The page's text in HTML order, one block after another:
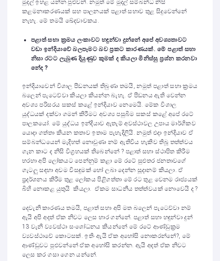
මුදල් ඉහළ යන්න පුළුවන්. නමුත් මේ මුදල් සම්බන්ධ නිසි
කළමනාකරණයක් සහ පාලනයක් පළාත් සභාව තුළ සිදුවෙන්නේ
නැහැ. මේ තමයි ඛේදවාචකය.
පළාත් සභා ක්‍රමය ලංකාවට හඳුන්වා දුන්නේ අපේ අවශ්‍යතාවට
වඩා ඉන්දියාවේ බලපෑමට බව ප්‍රකට කාරණයක්. මේ පළාත් සභා
නිසා රටට ලැබුණ දියුණුව කුමක් ද කියලා මිනිස්සු ප්‍රශ්න කරනවා
නේද ?
ඉන්දියාවෙන් විශාල පීඩනයක් තිබුණා තමයි, නමුත් පළාත් සභා ක්‍රමය
බලෙන් පැටෙව්වා කියලා කියන්න බැහැ. ඒ පීඩනය ඇති වෙන්න
අවශ්‍ය පරිසරය සකස් කළේ ඉන්දියාව නෙමෙයි. මේක විශාල
යුද්ධයක් දක්වා ගමන් කිරීමට අවශ්‍ය පසුබිම සකස් කළේ අපේ රටේ
පාලකයෝ. මේ යුද්ධය ඉන්දියාව ඇතැම් අවස්ථාවල උපාය මාර්ගිකව
යොදා ගත්තා කියන කතාව ඉතාම පැහැදිලියි. නමුත් එදා ඉන්දියාව ඒ
සම්බන්ධයෙන් මැදිහත් නොවුණා නම් ඇතිවිය හැකිව තිබූ තත්ත්වය
ගැන කාට ද නිසි විග්‍රහයක් තිබෙන්නේ ? පළාත් සභා ස්ථාපිත කිරීම
හරහා අපි ලෝකයට පෙන්නුම් කළා මේ රටේ සුළුතර ජනතාවගේ
ගැටලු සඳහා අවම විසඳුමක් හෝ ලබා දෙන්න සූදානම් කියලා. ඒ
ප්‍රදර්ශනය කිරීම තුළ ලෝකය පිළිගත්තා මේ රට තුළ වෙනම රාජ්‍යයක්
බිහි නොකළ යුතුයි කියලා. ඒකම සාධනීය තත්ත්වයක් නොවෙයි ද ?
දෙවැනි කාරණය තමයි, පළාත් සභා අපි මත බලෙන් පැටෙව්වා නම්
ඇයි අපි අදත් ඒක නිවට ලෙස භාර ගන්නේ. පළාත් සභා හඳුන්වා දුන්
13 වැනි ව්‍යවස්ථා සංශෝධනය කියන්නේ මේ රටේ ආණ්ඩුක්‍රම
ව්‍යවස්ථාවේ කොටසක්. ඉතිං ඇයි ඒක අහෝසි නොකරන්නේ?, මේ
ආණ්ඩුවට පුළුවන්නේ ඒක අහෝසි කරන්න. ඇයි අදත් ඒක නිවට
ලෙස කර ගසා ගෙන යන්නේ.